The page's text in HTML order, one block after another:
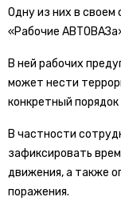
Одну из них в
«Рабочие
В ней рабочих
может нести
конкретный
В частности
зафиксировать
движения, а также
поражения.